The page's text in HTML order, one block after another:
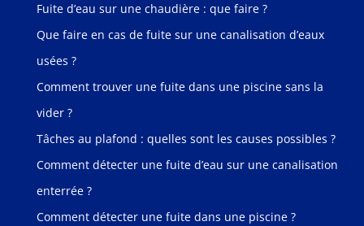
Fuite d’eau sur une chaudière : que faire ?
Que faire en cas de fuite sur une canalisation d’eaux
usées ?
Comment trouver une fuite dans une piscine sans la
vider ?
Tâches au plafond : quelles sont les causes possibles ?
Comment détecter une fuite d’eau sur une canalisation
enterrée ?
Comment détecter une fuite dans une piscine ?